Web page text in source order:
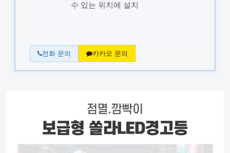
수 있는 위치에 설치
전화 문의 카카오 문의